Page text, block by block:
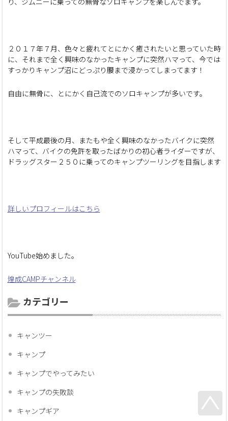
２０１７年７月、色々と疲れてとにかく癒されたいと思っていた時
に、それまで全く興味のなかったキャンプに突然ハマって、今では
すっかりキャンプ沼にどっぷり腰まで浸かってしまってます！
自由に無骨に、とにかく自己流でのソロキャンプが多いです。
そして平成最後の月、またもや全く興味のなかったバイクに突然
ハマって、バイクの免許を取ったばかりの初心者ライダーですが、
ドラッグスター２５０に乗ってのキャンプツーリングを目指します
詳しいプロフィールはこちら
YouTube始めました。
煌成CAMPチャンネル
カテゴリー
キャンツー
キャンプ
キャンプでやってみたい
キャンプの失敗談
キャンプギア